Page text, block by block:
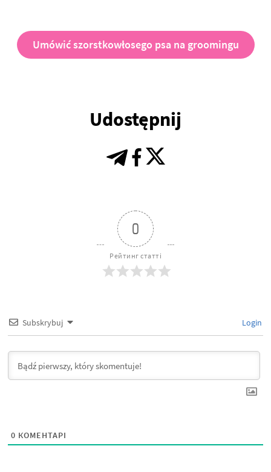
Umówić szorstkowłosego psa na groomingu
Udostępnij
0
Рейтинг статті
Subskrybuj Login
0 КОМЕНТАРІ